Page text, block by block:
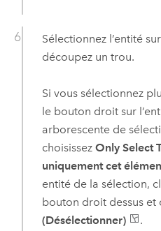
Sélectionnez l’entité
découpez un trou.
Si vous sélectionnez
le bouton droit sur
arborescente de
choisissez Only Select
uniquement cet
entité de la sélection,
bouton droit dessus et
(Désélectionner)
.